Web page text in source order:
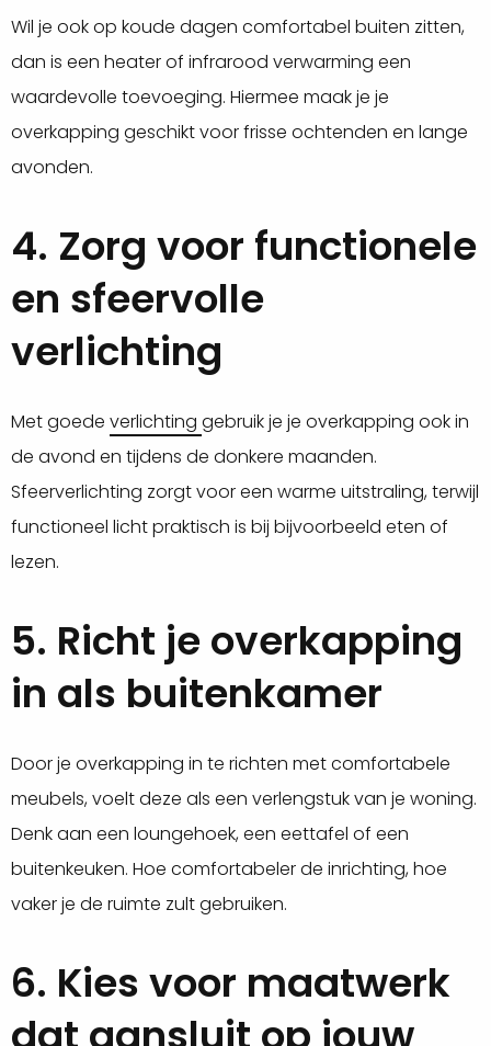
Wil je ook op koude dagen comfortabel buiten zitten,
dan is een heater of infrarood verwarming een
waardevolle toevoeging. Hiermee maak je je
overkapping geschikt voor frisse ochtenden en lange
avonden.
4. Zorg voor functionele
en sfeervolle
verlichting
Met goede verlichting gebruik je je overkapping ook in
de avond en tijdens de donkere maanden.
Sfeerverlichting zorgt voor een warme uitstraling, terwijl
functioneel licht praktisch is bij bijvoorbeeld eten of
lezen.
5. Richt je overkapping
in als buitenkamer
Door je overkapping in te richten met comfortabele
meubels, voelt deze als een verlengstuk van je woning.
Denk aan een loungehoek, een eettafel of een
buitenkeuken. Hoe comfortabeler de inrichting, hoe
vaker je de ruimte zult gebruiken.
6. Kies voor maatwerk